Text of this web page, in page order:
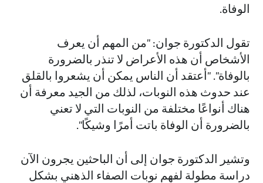
الوفاة.
تقول الدكتورة جوان: "من المهم أن يعرف
الأشخاص أن هذه الأعراض لا تنذر بالضرورة
بالوفاة". "أعتقد أن الناس يمكن أن يشعروا بالقلق
عند حدوث هذه النوبات، لذلك من الجيد معرفة أن
هناك أنواعًا مختلفة من النوبات التي لا تعني
بالضرورة أن الوفاة باتت أمرًا وشيكًا".
وتشير الدكتورة جوان إلى أن الباحثين يجرون الآن
دراسة مطولة لفهم نوبات الصفاء الذهني بشكل